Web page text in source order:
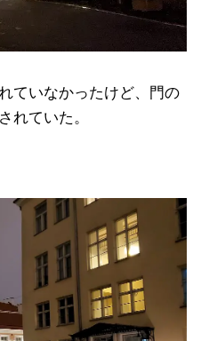
ていなかったけど、門の
れていた。